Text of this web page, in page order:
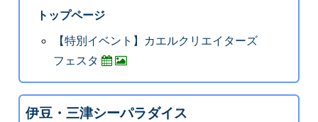
トップページ
【特別イベント】カエルクリエイターズ
フェスタ
伊豆・三津シーパラダイス